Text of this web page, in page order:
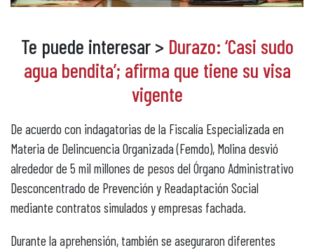
Te puede interesar > Durazo: ‘Casi sudo
agua bendita’; afirma que tiene su visa
vigente
De acuerdo con indagatorias de la Fiscalía Especializada en
Materia de Delincuencia Organizada (Femdo), Molina desvió
alrededor de 5 mil millones de pesos del Órgano Administrativo
Desconcentrado de Prevención y Readaptación Social
mediante contratos simulados y empresas fachada.
Durante la aprehensión, también se aseguraron diferentes